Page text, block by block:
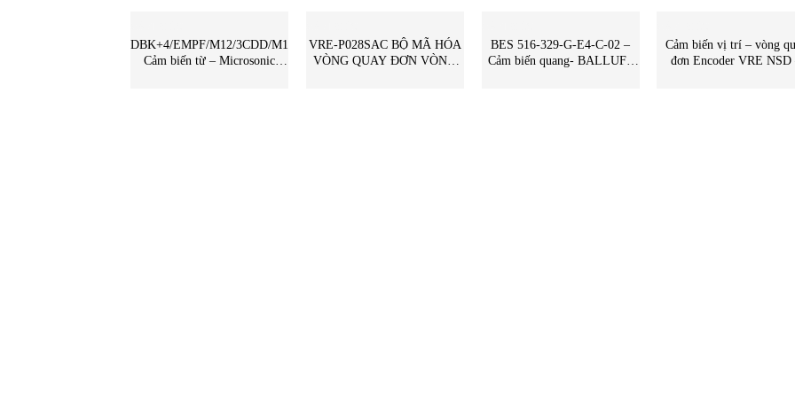
DBK+4/EMPF/M12/3CDD/M18
Cảm biến từ – Microsonic
VRE-P028SAC BỘ MÃ HÓA
VÒNG QUAY ĐƠN VÒNG
BES 516-329-G-E4-C-02 –
Cảm biến quang- BALLUFF
Cảm biến vị trí – vòng
đơn Encoder VRE NSD